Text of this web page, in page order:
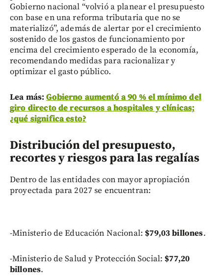
Gobierno nacional “volvió a planear el presupuesto
con base en una reforma tributaria que no se
materializó”, además de alertar por el crecimiento
sostenido de los gastos de funcionamiento por
encima del crecimiento esperado de la economía,
recomendando medidas para racionalizar y
optimizar el gasto público.
Lea más:Gobierno aumentó a 90 % el mínimo del
giro directo de recursos a hospitales y clínicas;
¿qué significa esto?
Distribución del presupuesto,
recortes y riesgos para las regalías
Dentro de las entidades con mayor apropiación
proyectada para 2027 se encuentran:
-Ministerio de Educación Nacional: $79,03 billones.
-Ministerio de Salud y Protección Social: $77,20
billones.